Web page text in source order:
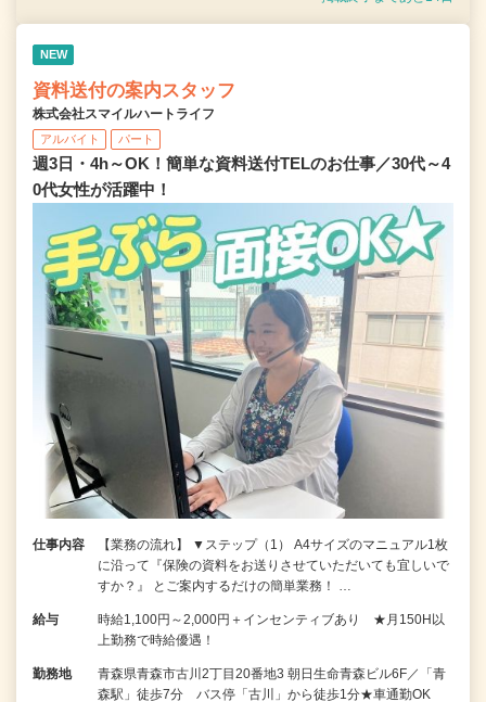
NEW
資料送付の案内スタッフ
株式会社スマイルハートライフ
アルバイト パート
週3日・4h～OK！簡単な資料送付TELのお仕事／30代～4
0代女性が活躍中！
仕事内容
【業務の流れ】 ▼ステップ（1） A4サイズのマニュアル1枚
に沿って『保険の資料をお送りさせていただいても宜しいで
すか？』 とご案内するだけの簡単業務！ …
給与
時給1,100円～2,000円＋インセンティブあり ★月150H以
上勤務で時給優遇！
勤務地
青森県青森市古川2丁目20番地3 朝日生命青森ビル6F／「青
森駅」徒歩7分 バス停「古川」から徒歩1分★車通勤OK